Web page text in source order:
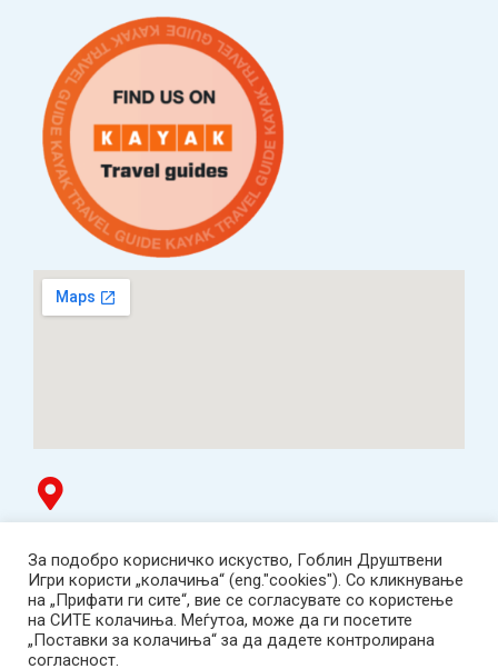
Услови за плаќање и испорака
Наши партнери
ТЦ Буњаковец - 1. кат, Скопје.
Tел: 078 669 482
Работно време: пон-пет 12:00-19:00 /саб 12:00-17:00
2001-2026 Goblin Games, All Rights Reserved.
Гоблин ДОО, Скопје. Даночен број:
За подобро корисничко искуство, Гоблин Друштвени
Игри користи „колачиња“ (eng."cookies"). Со кликнување
на „Прифати ги сите“, вие се согласувате со користење
на СИТЕ колачиња. Меѓутоа, може да ги посетите
„Поставки за колачиња“ за да дадете контролирана
согласност.